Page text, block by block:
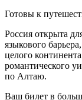
Готовы к
Россия открыта
языкового
целого
романтического
по Алтаю.
Ваш билет в